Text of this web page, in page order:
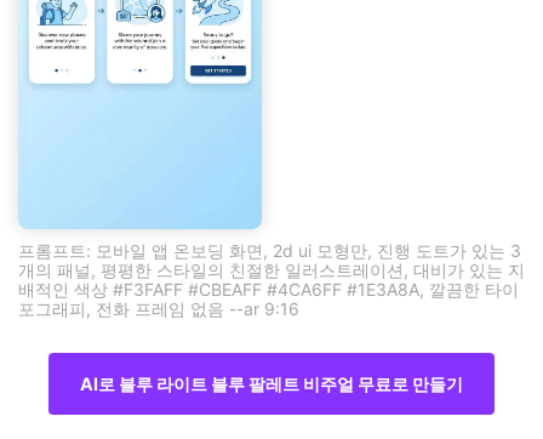
프롬프트: 모바일 앱 온보딩 화면, 2d ui 모형만, 진행 도트가 있는 3
개의 패널, 평평한 스타일의 친절한 일러스트레이션, 대비가 있는 지
배적인 색상 #F3FAFF #CBEAFF #4CA6FF #1E3A8A, 깔끔한 타이
포그래피, 전화 프레임 없음 --ar 9:16
AI로 블루 라이트 블루 팔레트 비주얼 무료로 만들기